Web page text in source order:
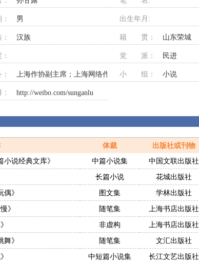
男 出生年月:
汉族 籍 贯： 山东荣城
党 派： 民进
上海作协副主席；上海网络作协副会长小 组： 小说
http://weibo.com/sunganlu
体裁 出版社或刊物
说经典文库》
中篇小说集 中国文联出版社
长篇小说 花城出版社
偶》
图文集 学林出版社
》
随笔集 上海书店出版社
非虚构 上海书店出版社
舞》
随笔集 文汇出版社
中短篇小说集 长江文艺出版社